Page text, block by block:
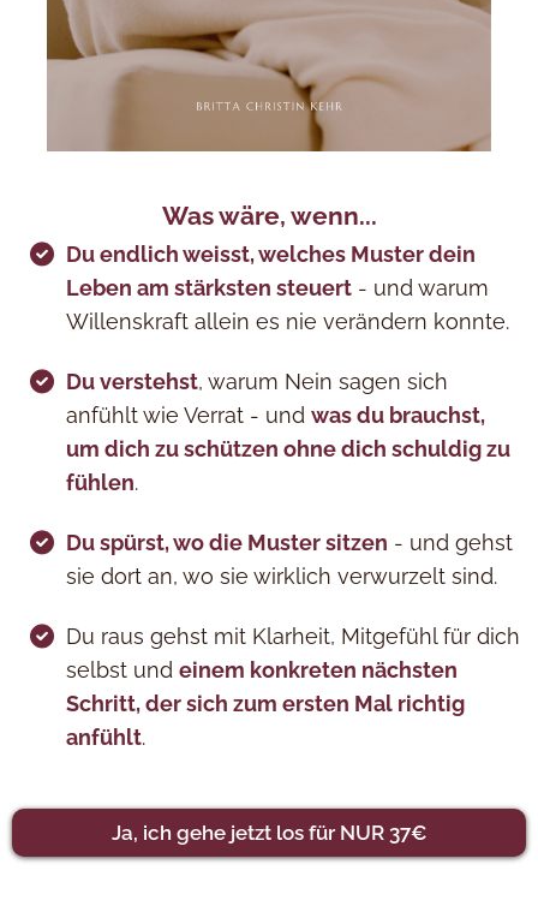
Was wäre, wenn...
Du endlich weisst, welches Muster dein
Leben am stärksten steuert - und warum
Willenskraft allein es nie verändern konnte.
Du verstehst, warum Nein sagen sich
anfühlt wie Verrat - und was du brauchst,
um dich zu schützen ohne dich schuldig zu
fühlen.
Du spürst, wo die Muster sitzen - und gehst
sie dort an, wo sie wirklich verwurzelt sind.
Du raus gehst mit Klarheit, Mitgefühl für dich
selbst und einem konkreten nächsten
Schritt, der sich zum ersten Mal richtig
anfühlt.
Ja, ich gehe jetzt los für NUR 37€